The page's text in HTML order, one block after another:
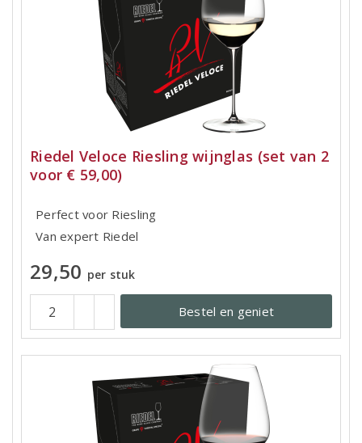
Riedel Veloce Riesling wijnglas (set van 2
voor € 59,00)
Perfect voor Riesling
Van expert Riedel
29,50 per stuk
Bestel en geniet